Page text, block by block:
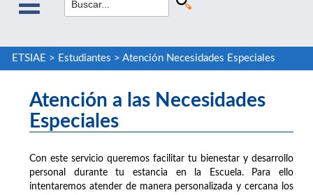
ETSIAE > Estudiantes > Atención Necesidades Especiales
Atención a las Necesidades
Especiales
Con este servicio queremos facilitar tu bienestar y desarrollo
personal durante tu estancia en la Escuela. Para ello
intentaremos atender de manera personalizada y cercana los